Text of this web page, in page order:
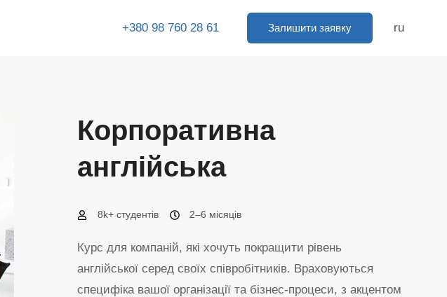
+380 98 760 28 61 Залишити заявку ru
Корпоративна
англійська
8k+ студентів 2–6 місяців
Курс для компаній, які хочуть покращити рівень
англійської серед своїх співробітників. Враховуються
специфіка вашої організації та бізнес-процеси, з акцентом